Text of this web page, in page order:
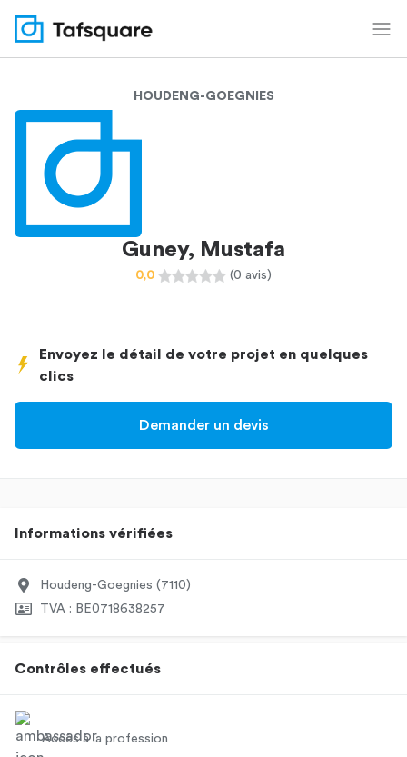
HOUDENG-GOEGNIES
Guney, Mustafa
0,0 (0 avis)
Envoyez le détail de votre projet en quelques
clics
Demander un devis
Informations vérifiées
Houdeng-Goegnies (7110)
TVA : BE0718638257
Contrôles effectués
Accès à la profession